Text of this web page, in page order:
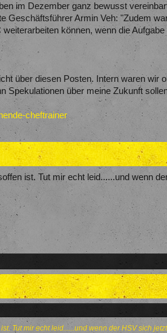
im Dezember ganz bewusst
Geschäftsführer Armin Veh: "Zudem
können, wenn die
über diesen Posten. Intern waren
Spekulationen über meine Zukunft
cheftrainer
ist. Tut mir echt leid......und wenn
Tut mir echt leid......und wenn der HSV sich